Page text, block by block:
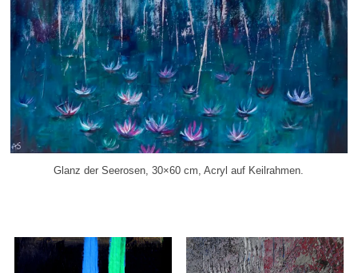
Glanz der Seerosen, 30×60 cm, Acryl auf Keilrahmen.